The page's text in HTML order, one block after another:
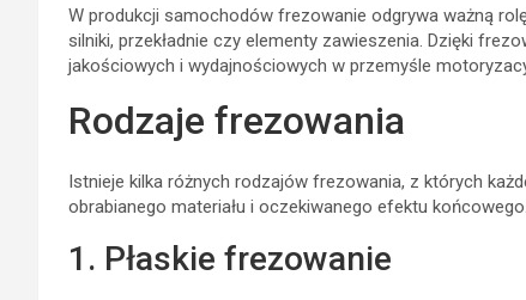
W produkcji samochodów frezowanie odgrywa ważną
silniki, przekładnie czy elementy zawieszenia. Dzięki
jakościowych i wydajnościowych w przemyśle
Rodzaje frezowania
Istnieje kilka różnych rodzajów frezowania, z których
obrabianego materiału i oczekiwanego efektu
1. Płaskie frezowanie